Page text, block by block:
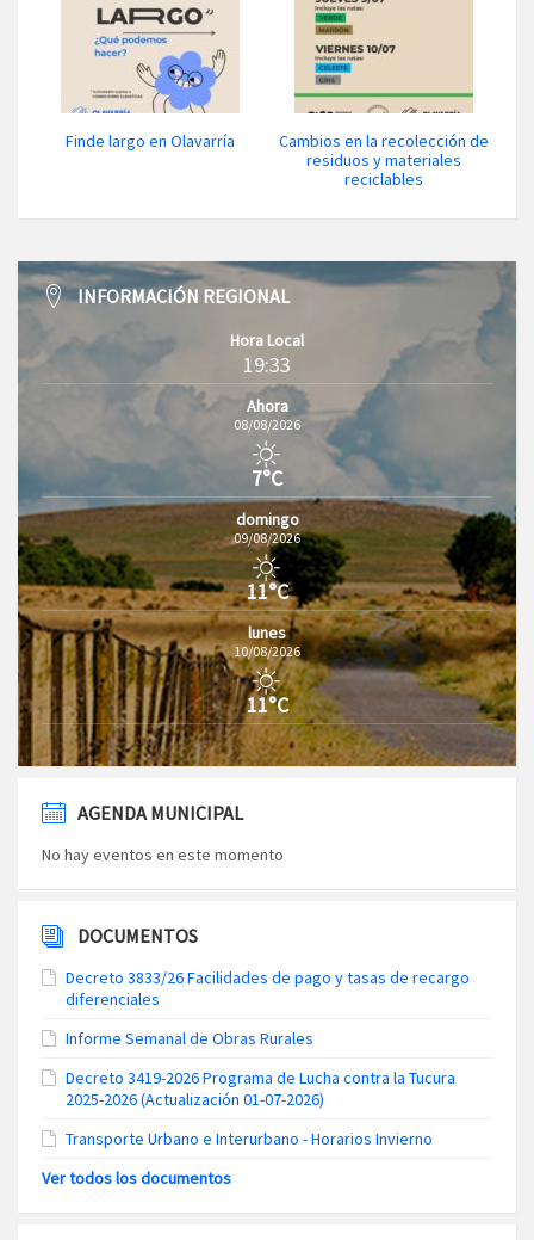
Finde largo en Olavarría
Cambios en la recolección de
residuos y materiales
reciclables
INFORMACIÓN REGIONAL
Hora Local
19:33
Ahora
08/08/2026
7°C
domingo
09/08/2026
11°C
lunes
10/08/2026
11°C
AGENDA MUNICIPAL
No hay eventos en este momento
DOCUMENTOS
Decreto 3833/26 Facilidades de pago y tasas de recargo
diferenciales
Informe Semanal de Obras Rurales
Decreto 3419-2026 Programa de Lucha contra la Tucura
2025-2026 (Actualización 01-07-2026)
Transporte Urbano e Interurbano - Horarios Invierno
Ver todos los documentos